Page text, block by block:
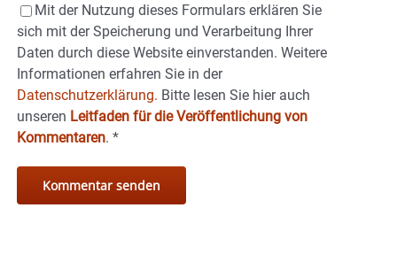
Mit der Nutzung dieses Formulars erklären Sie
sich mit der Speicherung und Verarbeitung Ihrer
Daten durch diese Website einverstanden. Weitere
Informationen erfahren Sie in der
Datenschutzerklärung. Bitte lesen Sie hier auch
unseren Leitfaden für die Veröffentlichung von
Kommentaren. *